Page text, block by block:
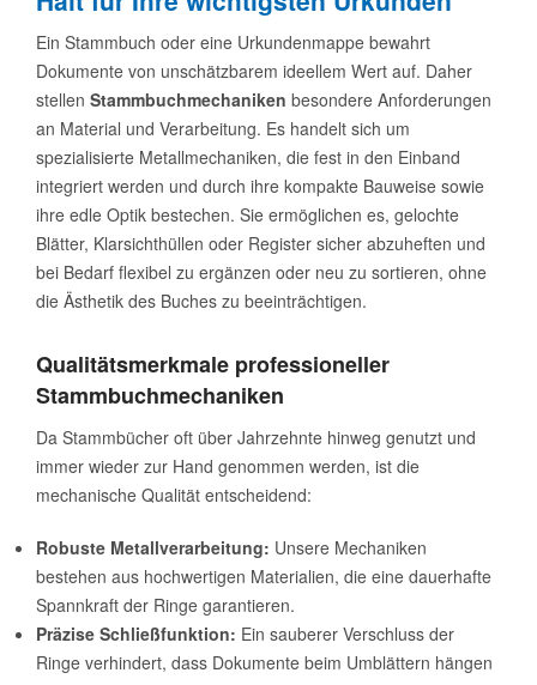
Ein Stammbuch oder eine Urkundenmappe bewahrt
Dokumente von unschätzbarem ideellem Wert auf. Daher
stellen Stammbuchmechaniken besondere Anforderungen
an Material und Verarbeitung. Es handelt sich um
spezialisierte Metallmechaniken, die fest in den Einband
integriert werden und durch ihre kompakte Bauweise sowie
ihre edle Optik bestechen. Sie ermöglichen es, gelochte
Blätter, Klarsichthüllen oder Register sicher abzuheften und
bei Bedarf flexibel zu ergänzen oder neu zu sortieren, ohne
die Ästhetik des Buches zu beeinträchtigen.
Qualitätsmerkmale professioneller
Stammbuchmechaniken
Da Stammbücher oft über Jahrzehnte hinweg genutzt und
immer wieder zur Hand genommen werden, ist die
mechanische Qualität entscheidend:
Robuste Metallverarbeitung: Unsere Mechaniken
bestehen aus hochwertigen Materialien, die eine dauerhafte
Spannkraft der Ringe garantieren.
Präzise Schließfunktion: Ein sauberer Verschluss der
Ringe verhindert, dass Dokumente beim Umblättern hängen